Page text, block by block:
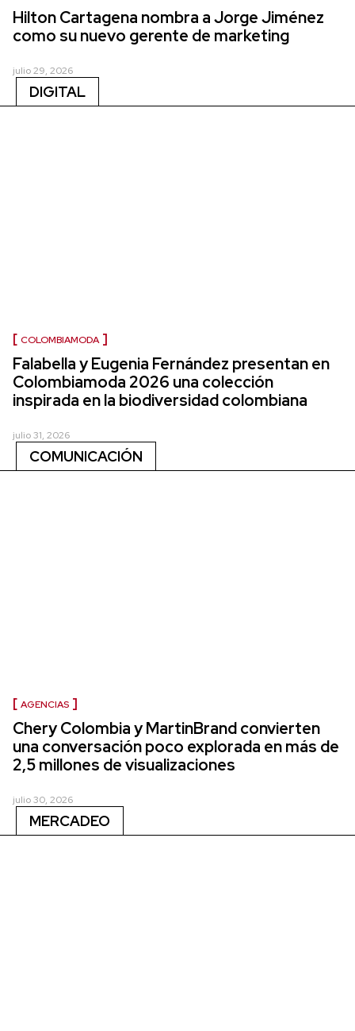
Hilton Cartagena nombra a Jorge Jiménez
como su nuevo gerente de marketing
julio 29, 2026
DIGITAL
COLOMBIAMODA
Falabella y Eugenia Fernández presentan en
Colombiamoda 2026 una colección
inspirada en la biodiversidad colombiana
julio 31, 2026
COMUNICACIÓN
AGENCIAS
Chery Colombia y MartinBrand convierten
una conversación poco explorada en más de
2,5 millones de visualizaciones
julio 30, 2026
MERCADEO